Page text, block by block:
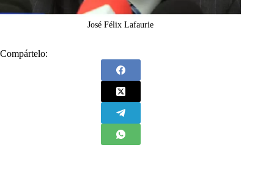
José Félix Lafaurie
Compártelo: